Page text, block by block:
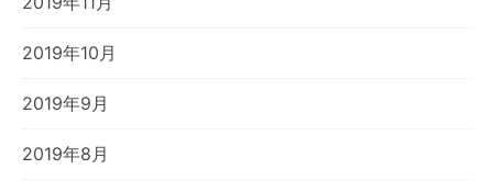
2019年10月
2019年9月
2019年8月